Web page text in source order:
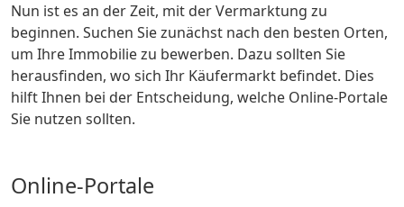
Nun ist es an der Zeit, mit der Vermarktung zu
beginnen. Suchen Sie zunächst nach den besten Orten,
um Ihre Immobilie zu bewerben. Dazu sollten Sie
herausfinden, wo sich Ihr Käufermarkt befindet. Dies
hilft Ihnen bei der Entscheidung, welche Online-Portale
Sie nutzen sollten.
Online-Portale